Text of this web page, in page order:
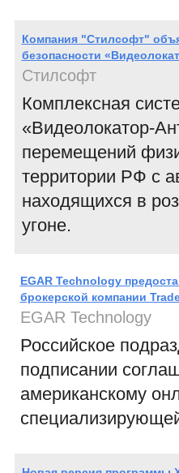
Компания "Стилсофт"
безопасности
Стилсофт
Комплексная
«Видеолокатор-
перемещений
территории РФ с
находящихся в
угоне.
EGAR Technology
брокерской компании
EGAR Technology
Российское
подписании
американскому